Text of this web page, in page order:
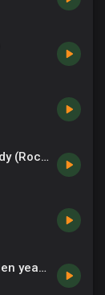
Black Box - Everybody Everybody (Rockappella)
Steve Buckley - Ashes of a fallen year (remaster)